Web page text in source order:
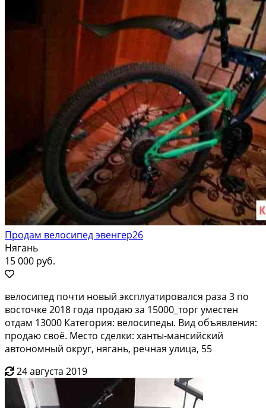
Продам велосипед эвенгер26
Нягань
15 000 руб.
велосипед почти новый эксплуатировался раза 3 по
восточке 2018 года продаю за 15000_торг уместен
отдам 13000 Категория: велосипеды. Вид объявления:
продаю своё. Место сделки: ханты-мансийский
автономный округ, нягань, речная улица, 55
24 августа 2019